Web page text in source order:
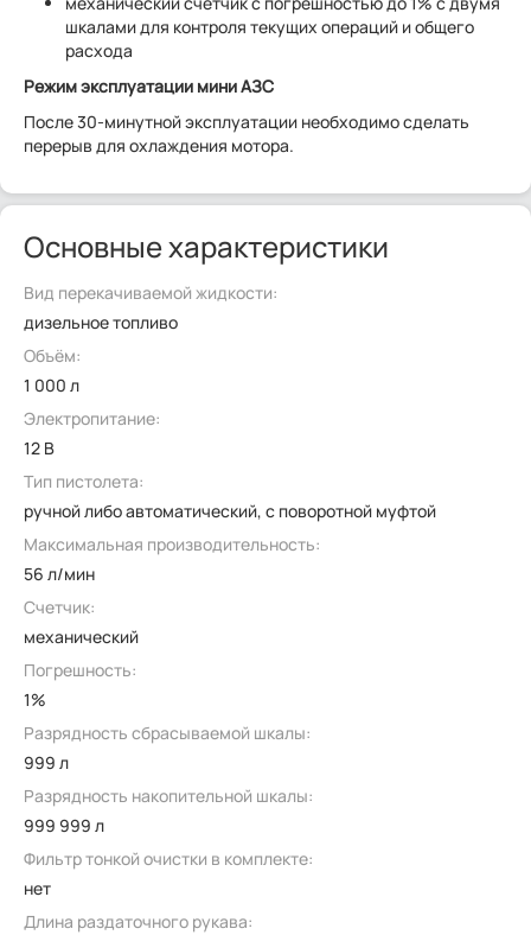
шкалами для контроля текущих операций и общего
расхода
Режим эксплуатации мини АЗС
После 30-минутной эксплуатации необходимо сделать
перерыв для охлаждения мотора.
Основные характеристики
Вид перекачиваемой жидкости:
дизельное топливо
Объём:
1 000 л
Электропитание:
12 В
Тип пистолета:
ручной либо автоматический, с поворотной муфтой
Максимальная производительность:
56 л/мин
Счетчик:
механический
Погрешность:
1%
Разрядность сбрасываемой шкалы:
999 л
Разрядность накопительной шкалы:
999 999 л
Фильтр тонкой очистки в комплекте:
нет
Длина раздаточного рукава: